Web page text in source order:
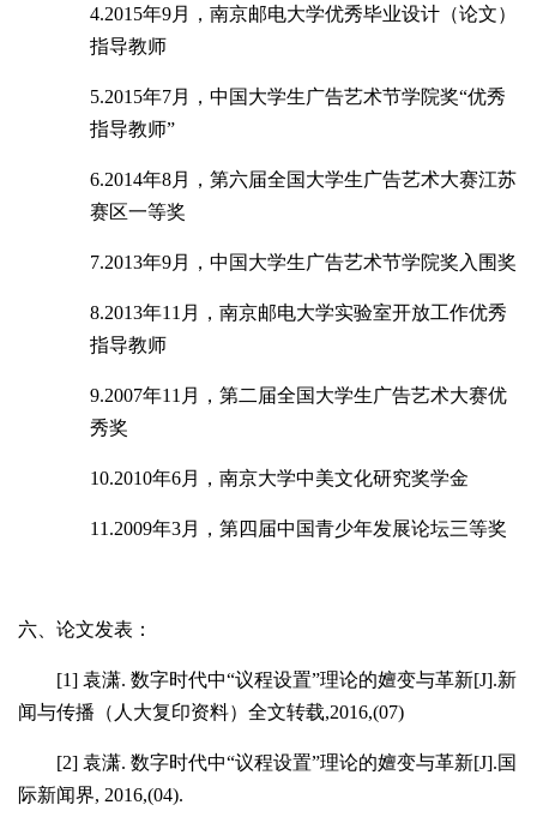
4.2015年9月，南京邮电大学优秀毕业设计（论文）
指导教师
5.2015年7月，中国大学生广告艺术节学院奖“优秀
指导教师”
6.2014年8月，第六届全国大学生广告艺术大赛江苏
赛区一等奖
7.2013年9月，中国大学生广告艺术节学院奖入围奖
8.2013年11月，南京邮电大学实验室开放工作优秀
指导教师
9.2007年11月，第二届全国大学生广告艺术大赛优
秀奖
10.2010年6月，南京大学中美文化研究奖学金
11.2009年3月，第四届中国青少年发展论坛三等奖
六、论文发表：
[1] 袁潇. 数字时代中“议程设置”理论的嬗变与革新[J].新
闻与传播 （人大复印资料）全文转载,2016,(07)
[2] 袁潇. 数字时代中“议程设置”理论的嬗变与革新[J].国
际新闻界, 2016,(04).